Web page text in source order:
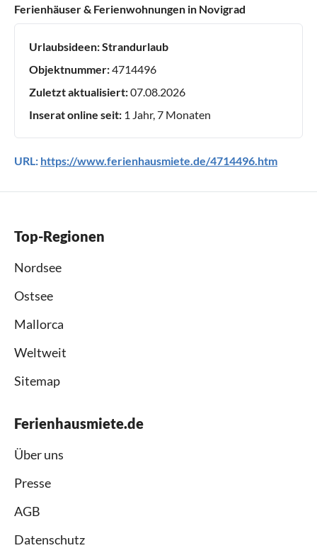
Ferienhäuser & Ferienwohnungen in Novigrad
Urlaubsideen:Strandurlaub
Objektnummer:4714496
Zuletzt aktualisiert:07.08.2026
Inserat online seit: 1 Jahr, 7 Monaten
URL: https://www.ferienhausmiete.de/4714496.htm
Top-Regionen
Nordsee
Ostsee
Mallorca
Weltweit
Sitemap
Ferienhausmiete.de
Über uns
Presse
AGB
Datenschutz